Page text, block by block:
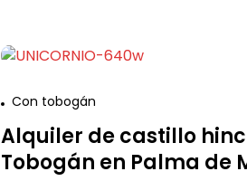
Con tobogán
Alquiler de castillo
Tobogán en Palma de